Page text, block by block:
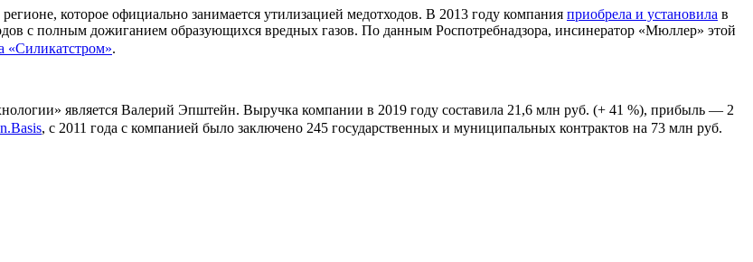
которое официально занимается утилизацией медотходов. В 2013 году компания приобрела и установила в
с полным дожиганием образующихся вредных газов. По данным Роспотребнадзора, инсинератор «Мюллер» этой
«Силикатстром».
является Валерий Эпштейн. Выручка компании в 2019 году составила 21,6 млн руб. (+ 41 %), прибыль — 2
, с 2011 года с компанией было заключено 245 государственных и муниципальных контрактов на 73 млн руб.